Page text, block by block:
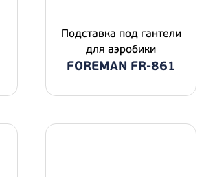
Подставка под гантели
для аэробики
FOREMAN FR-861